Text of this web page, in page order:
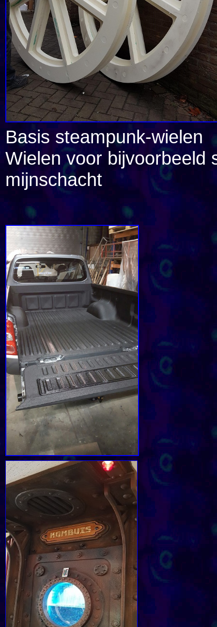
Basis steampunk-wielen
Wielen voor bijvoorbeeld
mijnschacht